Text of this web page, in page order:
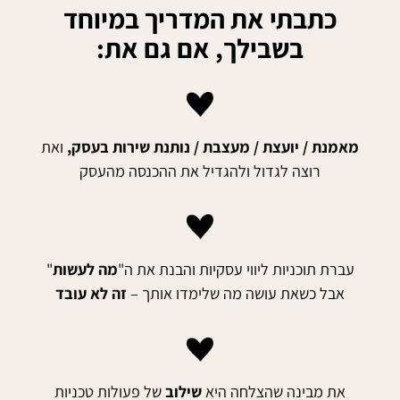
כתבתי את המדריך במיוחד
בשבילך, אם גם את:
מאמנת / יועצת / מעצבת / נותנת שירות בעסק, ואת
רוצה לגדול ולהגדיל את ההכנסה מהעסק
עברת תוכניות ליווי עסקיות והבנת את ה"מהלעשות"
אבל כשאת עושה מה שלימדו אותך – זה לא עובד
את מבינה שהצלחה היאשילובשל פעולות טכניות